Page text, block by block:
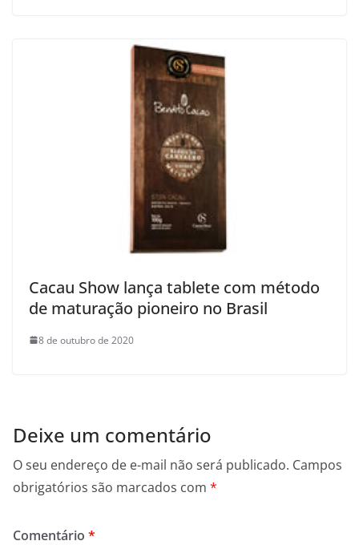
Cacau Show lança tablete com método
de maturação pioneiro no Brasil
8 de outubro de 2020
Deixe um comentário
O seu endereço de e-mail não será publicado. Campos
obrigatórios são marcados com *
Comentário *